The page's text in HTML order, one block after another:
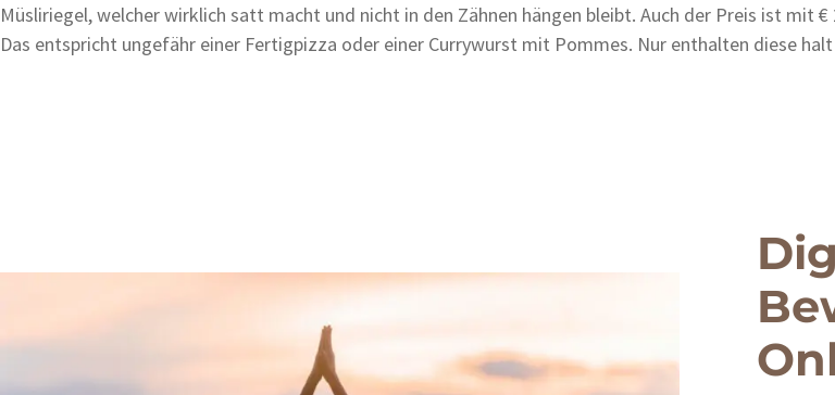
Müsliriegel, welcher wirklich satt macht und nicht in den Zähnen hängen bleibt. Auch der Preis ist mit
Das entspricht ungefähr einer Fertigpizza oder einer Currywurst mit Pommes. Nur enthalten diese